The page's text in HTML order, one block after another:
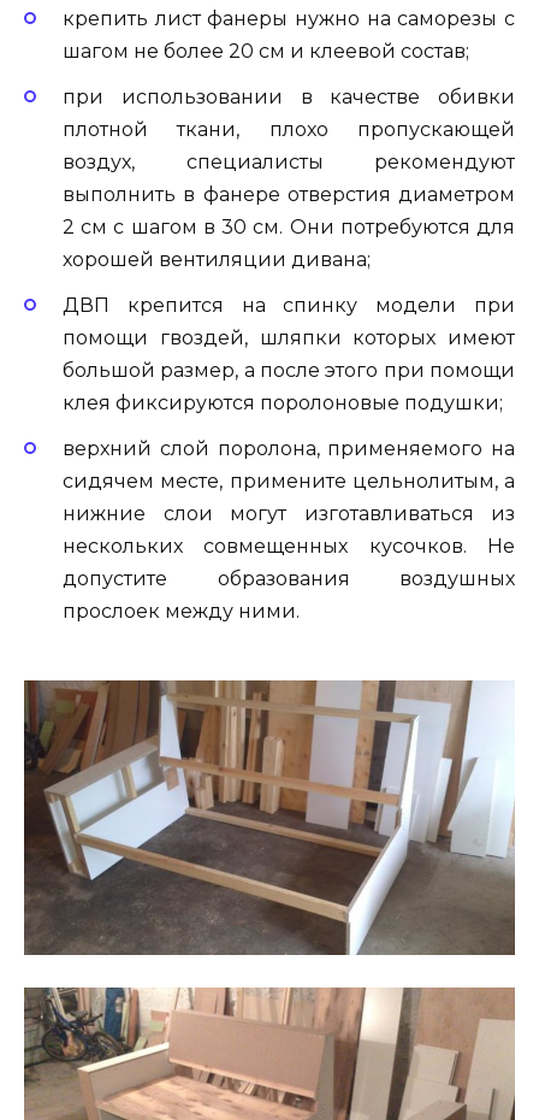
крепить лист фанеры нужно на саморезы с
шагом не более 20 см и клеевой состав;
при использовании в качестве обивки
плотной ткани, плохо пропускающей
воздух, специалисты рекомендуют
выполнить в фанере отверстия диаметром
2 см с шагом в 30 см. Они потребуются для
хорошей вентиляции дивана;
ДВП крепится на спинку модели при
помощи гвоздей, шляпки которых имеют
большой размер, а после этого при помощи
клея фиксируются поролоновые подушки;
верхний слой поролона, применяемого на
сидячем месте, примените цельнолитым, а
нижние слои могут изготавливаться из
нескольких совмещенных кусочков. Не
допустите образования воздушных
прослоек между ними.